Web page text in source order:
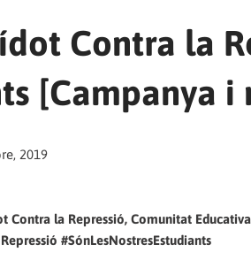
Contra la
[Campanya i
2019
Contra la Repressió, Comunitat
#SónLesNostresEstudiants